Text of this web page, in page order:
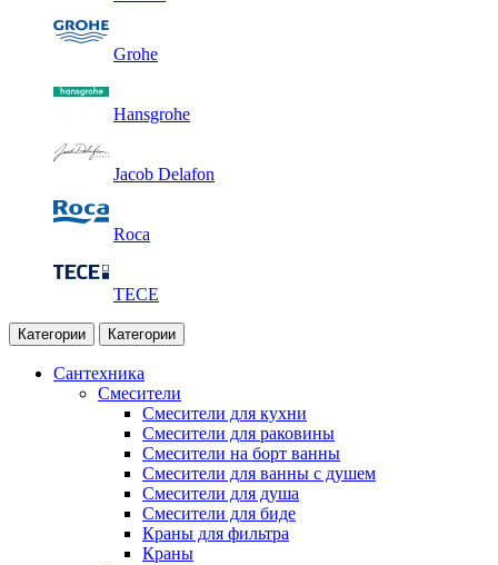
Grohe
Hansgrohe
Jacob Delafon
Roca
TECE
Категории Категории
Сантехника
Смесители
Смесители для кухни
Смесители для раковины
Смесители на борт ванны
Смесители для ванны с душем
Смесители для душа
Смесители для биде
Краны для фильтра
Краны